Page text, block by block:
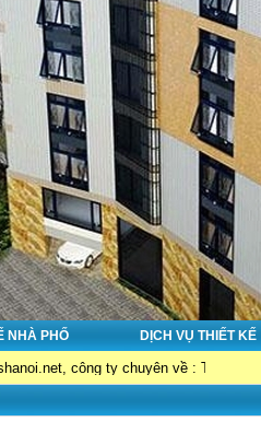
NHÀ PHỐ DỊCH VỤ THIẾT KẾ
ty chuyên về : Thiết kế nhà đẹp -